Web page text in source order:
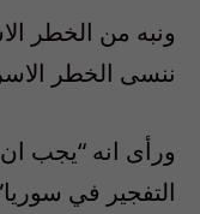
ونبه من الخطر
ننسى الخطر
ورأى انه “يجب
التفجير في